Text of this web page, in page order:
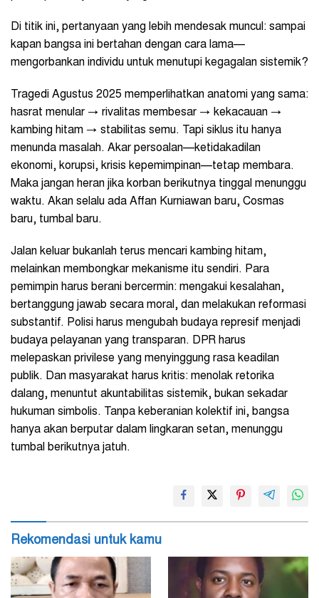
Di titik ini, pertanyaan yang lebih mendesak muncul: sampai
kapan bangsa ini bertahan dengan cara lama—
mengorbankan individu untuk menutupi kegagalan sistemik?
Tragedi Agustus 2025 memperlihatkan anatomi yang sama:
hasrat menular → rivalitas membesar → kekacauan →
kambing hitam → stabilitas semu. Tapi siklus itu hanya
menunda masalah. Akar persoalan—ketidakadilan
ekonomi, korupsi, krisis kepemimpinan—tetap membara.
Maka jangan heran jika korban berikutnya tinggal menunggu
waktu. Akan selalu ada Affan Kurniawan baru, Cosmas
baru, tumbal baru.
Jalan keluar bukanlah terus mencari kambing hitam,
melainkan membongkar mekanisme itu sendiri. Para
pemimpin harus berani bercermin: mengakui kesalahan,
bertanggung jawab secara moral, dan melakukan reformasi
substantif. Polisi harus mengubah budaya represif menjadi
budaya pelayanan yang transparan. DPR harus
melepaskan privilese yang menyinggung rasa keadilan
publik. Dan masyarakat harus kritis: menolak retorika
dalang, menuntut akuntabilitas sistemik, bukan sekadar
hukuman simbolis. Tanpa keberanian kolektif ini, bangsa
hanya akan berputar dalam lingkaran setan, menunggu
tumbal berikutnya jatuh.
Rekomendasi untuk kamu